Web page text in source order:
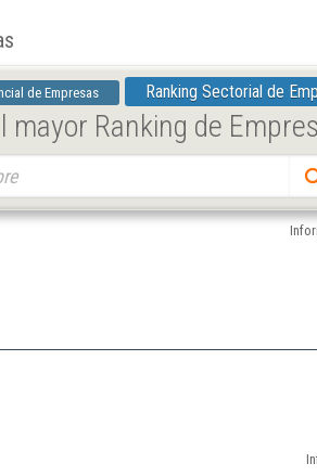
de Empresas Ranking Sectorial de
Ranking de